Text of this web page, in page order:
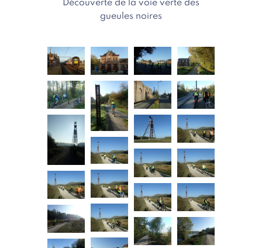
Découverte de la voie verte des
gueules noires